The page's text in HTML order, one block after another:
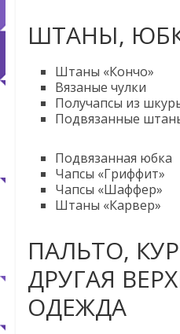
ШТАНЫ,
Штаны «Кончо»
Вязаные чулки
Получапсы из
Подвязанные
Подвязанная юбка
Чапсы «Гриффит»
Чапсы «Шаффер»
Штаны «Карвер»
ПАЛЬТО,
ДРУГАЯ
ОДЕЖДА